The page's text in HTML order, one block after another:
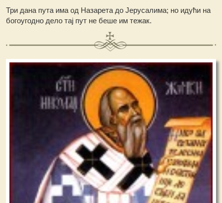
Три дана пута има од Назарета до Јерусалима; но идући на
богоугодно дело тај пут не беше им тежак.